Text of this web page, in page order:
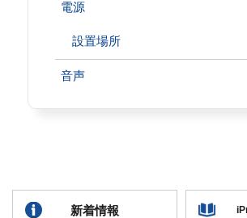
電源
設置場所
音声
新着情報